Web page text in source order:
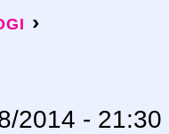
›
2014 - 21:30